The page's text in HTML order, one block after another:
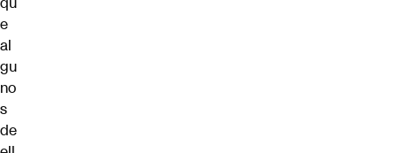
e
al
gu
no
s
de